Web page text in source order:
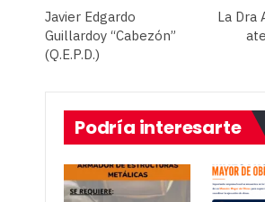
Javier Edgardo
Guillardoy “Cabezón”
(Q.E.P.D.)
La Dra
Podría interesarte